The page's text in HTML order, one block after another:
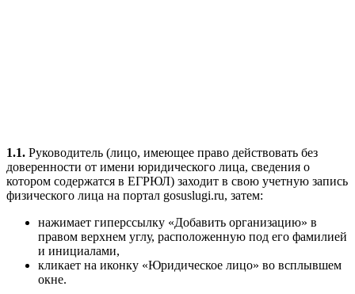
1.1. Руководитель (лицо, имеющее право действовать без
доверенности от имени юридического лица, сведения о
котором содержатся в ЕГРЮЛ) заходит в свою учетную запись
физического лица на портал gosuslugi.ru, затем:
нажимает гиперссылку «Добавить организацию» в
правом верхнем углу, расположенную под его фамилией
и инициалами,
кликает на иконку «Юридическое лицо» во всплывшем
окне.